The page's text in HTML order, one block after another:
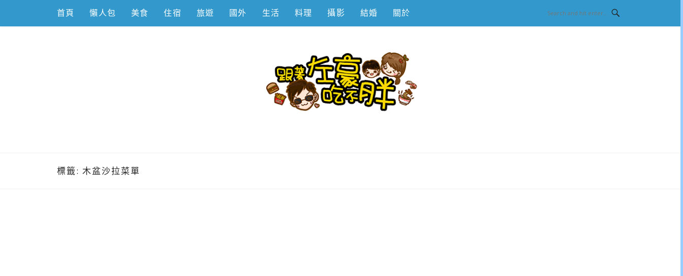
content
首頁 懶人包 美食 住宿 旅遊 國外 生活 料理 攝影 結婚 關於
標籤: 木盆沙拉菜單